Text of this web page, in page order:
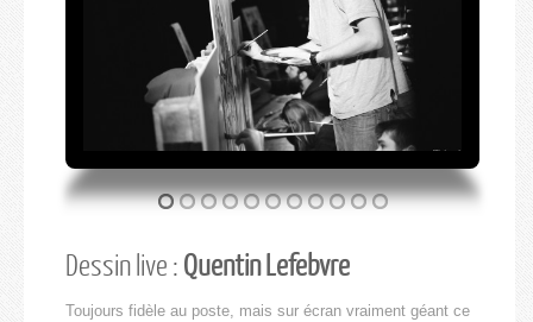
Dessin live : Quentin Lefebvre
Toujours fidèle au poste, mais sur écran vraiment géant ce